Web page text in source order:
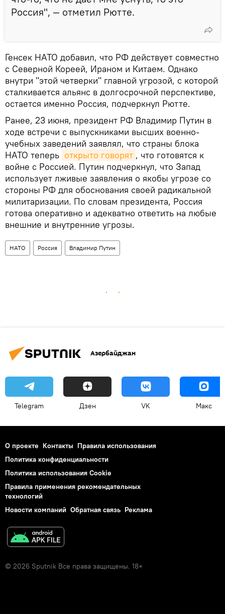
Россия", — отметил Рютте.
Генсек НАТО добавил, что РФ действует совместно
с Северной Кореей, Ираном и Китаем. Однако
внутри "этой четверки" главной угрозой, с которой
сталкивается альянс в долгосрочной перспективе,
остается именно Россия, подчеркнул Рютте.
Ранее, 23 июня, президент РФ Владимир Путин в
ходе встречи с выпускниками высших военно-
учебных заведений заявлял, что страны блока
НАТО теперь открыто говорят , что готовятся к
войне с Россией. Путин подчеркнул, что Запад
использует лживые заявления о якобы угрозе со
стороны РФ для обоснования своей радикальной
милитаризации. По словам президента, Россия
готова оперативно и адекватно ответить на любые
внешние и внутренние угрозы.
НАТО Россия Владимир Путин
Азербайджан
Telegram Дзен VK Макс
О проекте Контакты Правила использования
Политика конфиденциальности
Политика использования Cookie
Правила применения рекомендательных
технологий
Новости компаний Обратная связь Реклама
© 2026 Sputnik Все права защищены. 18+